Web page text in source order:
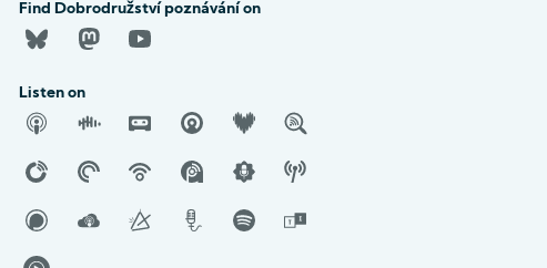
Find Dobrodružství poznávání on
Listen on